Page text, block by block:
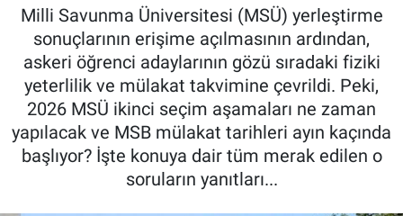
Milli Savunma Üniversitesi (MSÜ) yerleştirme
sonuçlarının erişime açılmasının ardından,
askeri öğrenci adaylarının gözü sıradaki fiziki
yeterlilik ve mülakat takvimine çevrildi. Peki,
2026 MSÜ ikinci seçim aşamaları ne zaman
yapılacak ve MSB mülakat tarihleri ayın kaçında
başlıyor? İşte konuya dair tüm merak edilen o
soruların yanıtları...
Tüm Manşetler
Son Dakika Haberleri
Haber Arşivi